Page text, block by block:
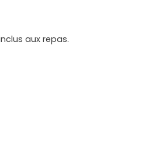
aux repas.